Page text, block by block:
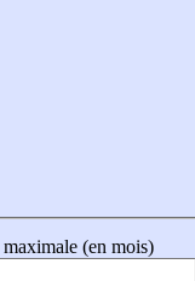
(en mois)